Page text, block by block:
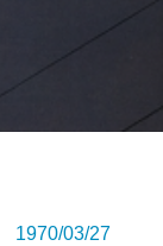
03/27